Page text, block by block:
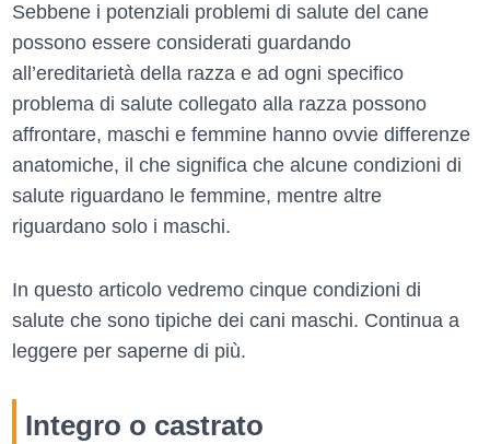
Sebbene i potenziali problemi di salute del cane
possono essere considerati guardando
all’ereditarietà della razza e ad ogni specifico
problema di salute collegato alla razza possono
affrontare, maschi e femmine hanno ovvie differenze
anatomiche, il che significa che alcune condizioni di
salute riguardano le femmine, mentre altre
riguardano solo i maschi.
In questo articolo vedremo cinque condizioni di
salute che sono tipiche dei cani maschi. Continua a
leggere per saperne di più.
Integro o castrato